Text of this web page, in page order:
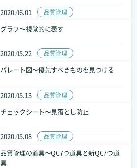
2020.06.01 品質管理
2020.05.22 品質管理
グラフ～視覚的に表す
2020.05.13 品質管理
パレート図～優先すべきものを見つける
2020.05.08 品質管理
チェックシート～見落とし防止
品質管理の道具～QC7つ道具と新QC7つ道
具